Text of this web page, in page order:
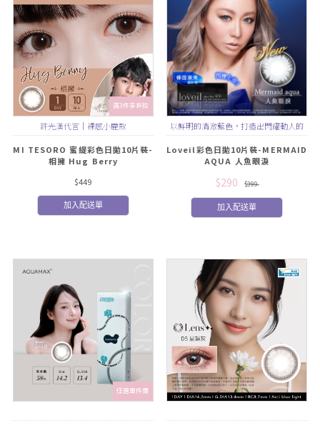
滿3件享折扣
許光漢代言｜裸感小鹿款
MI TESORO 蜜緹彩色日拋10片裝-
相擁 Hug Berry
$449
加入配送單
以鮮明的清澈藍色，打造出閃耀動人的
澄澈雙眸
Loveil彩色日拋10片裝-MERMAID
AQUA 人魚眼淚
$290 $399
加入配送單
任選單件價